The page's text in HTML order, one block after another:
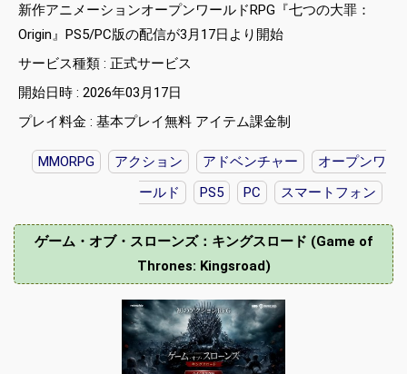
新作アニメーションオープンワールドRPG『七つの大罪：
Origin』PS5/PC版の配信が3月17日より開始
サービス種類 : 正式サービス
開始日時 : 2026年03月17日
プレイ料金 : 基本プレイ無料 アイテム課金制
MMORPG アクション アドベンチャー
オープンワ
ールド
PS5 PC スマートフォン
ゲーム・オブ・スローンズ：キングスロード (Game of
Thrones: Kingsroad)